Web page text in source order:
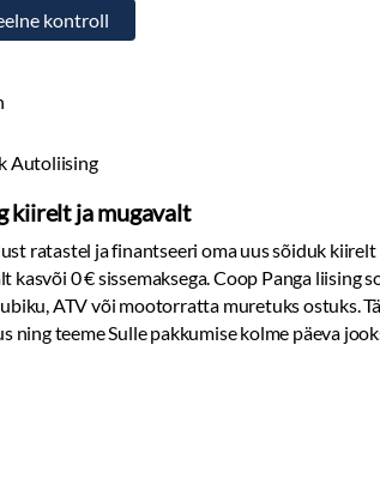
kiirelt ja mugavalt
ratastel ja finantseeri oma uus sõiduk kiirelt
kasvõi 0 € sissemaksega. Coop Panga liising
ATV või mootorratta muretuks ostuks.
ning teeme Sulle pakkumise kolme päeva